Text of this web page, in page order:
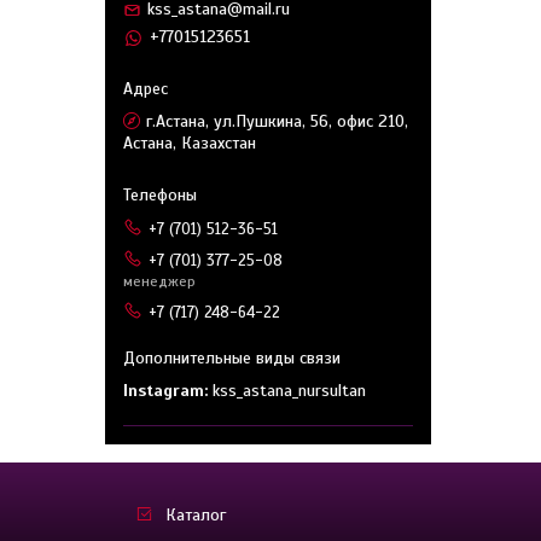
kss_astana@mail.ru
+77015123651
г.Астана, ул.Пушкина, 56, офис 210,
Астана, Казахстан
+7 (701) 512-36-51
+7 (701) 377-25-08
менеджер
+7 (717) 248-64-22
Instagram kss_astana_nursultan
Каталог